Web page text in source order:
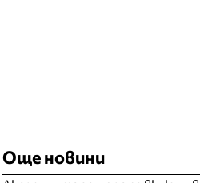
Още новини